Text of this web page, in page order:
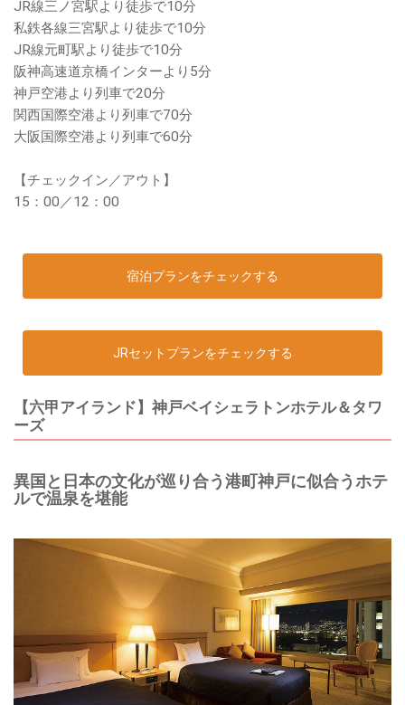
JR線三ノ宮駅より徒歩で10分
私鉄各線三宮駅より徒歩で10分
JR線元町駅より徒歩で10分
阪神高速道京橋インターより5分
神戸空港より列車で20分
関西国際空港より列車で70分
大阪国際空港より列車で60分
【チェックイン／アウト】
15：00／12：00
宿泊プランをチェックする
JRセットプランをチェックする
【六甲アイランド】神戸ベイシェラトンホテル＆タワ
ーズ
異国と日本の文化が巡り合う港町神戸に似合うホテ
ルで温泉を堪能